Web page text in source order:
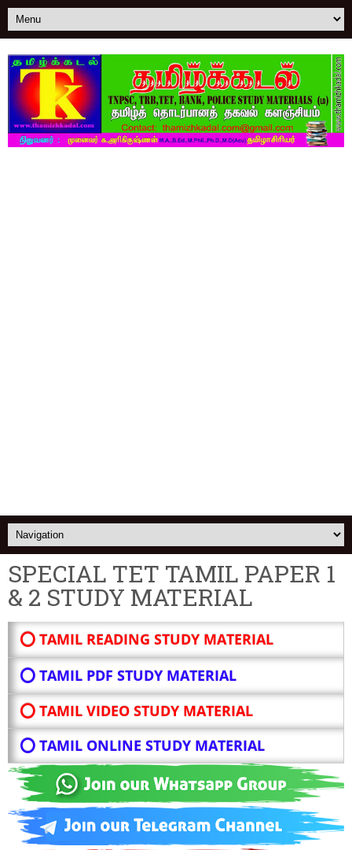
SPECIAL TET TAMIL PAPER 1
& 2 STUDY MATERIAL
⭕ TAMIL READING STUDY MATERIAL
⭕ TAMIL PDF STUDY MATERIAL
⭕ TAMIL VIDEO STUDY MATERIAL
⭕ TAMIL ONLINE STUDY MATERIAL